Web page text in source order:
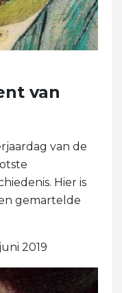
van
van de
Hier is
gemartelde
2019